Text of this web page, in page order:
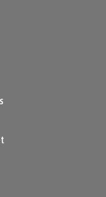
» présente un
n’est pas
se retrouve
composé :
futur) ont